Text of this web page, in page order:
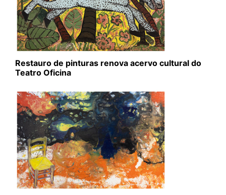
Restauro de pinturas renova acervo cultural do
Teatro Oficina